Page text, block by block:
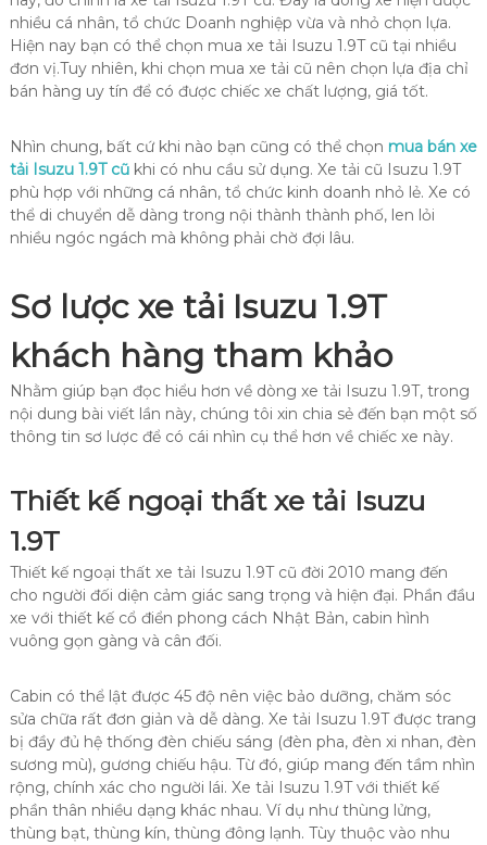
nhiều cá nhân, tổ chức Doanh nghiệp vừa và nhỏ chọn lựa.
Hiện nay bạn có thể chọn mua xe tải Isuzu 1.9T cũ tại nhiều
đơn vị.Tuy nhiên, khi chọn mua xe tải cũ nên chọn lựa địa chỉ
bán hàng uy tín để có được chiếc xe chất lượng, giá tốt.
Nhìn chung, bất cứ khi nào bạn cũng có thể chọn mua bán xe
tải Isuzu 1.9T cũ khi có nhu cầu sử dụng. Xe tải cũ Isuzu 1.9T
phù hợp với những cá nhân, tổ chức kinh doanh nhỏ lẻ. Xe có
thể di chuyển dễ dàng trong nội thành thành phố, len lỏi
nhiều ngóc ngách mà không phải chờ đợi lâu.
Sơ lược xe tải Isuzu 1.9T
khách hàng tham khảo
Nhằm giúp bạn đọc hiểu hơn về dòng xe tải Isuzu 1.9T, trong
nội dung bài viết lần này, chúng tôi xin chia sẻ đến bạn một số
thông tin sơ lược để có cái nhìn cụ thể hơn về chiếc xe này.
Thiết kế ngoại thất xe tải Isuzu
1.9T
Thiết kế ngoại thất xe tải Isuzu 1.9T cũ đời 2010 mang đến
cho người đối diện cảm giác sang trọng và hiện đại. Phần đầu
xe với thiết kế cổ điển phong cách Nhật Bản, cabin hình
vuông gọn gàng và cân đối.
Cabin có thể lật được 45 độ nên việc bảo dưỡng, chăm sóc
sửa chữa rất đơn giản và dễ dàng. Xe tải Isuzu 1.9T được trang
bị đầy đủ hệ thống đèn chiếu sáng (đèn pha, đèn xi nhan, đèn
sương mù), gương chiếu hậu. Từ đó, giúp mang đến tầm nhìn
rộng, chính xác cho người lái. Xe tải Isuzu 1.9T với thiết kế
phần thân nhiều dạng khác nhau. Ví dụ như thùng lửng,
thùng bạt, thùng kín, thùng đông lạnh. Tùy thuộc vào nhu